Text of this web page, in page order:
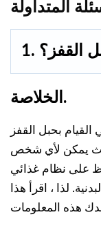
القفز؟
الخلاصة.
بحبل القفز
يمكن لأي شخص
على نظام غذائي
لذا ، اقرأ هذا